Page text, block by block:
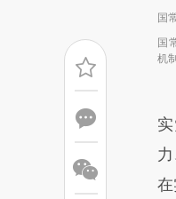
国
国
机